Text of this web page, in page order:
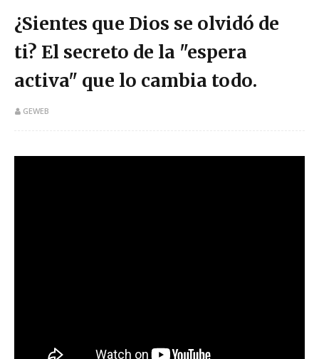
¿Sientes que Dios se olvidó de
ti? El secreto de la "espera
activa" que lo cambia todo.
GEWEB